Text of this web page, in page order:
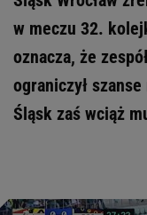
w meczu 32.
oznacza, że
ograniczył
Śląsk zaś wciąż